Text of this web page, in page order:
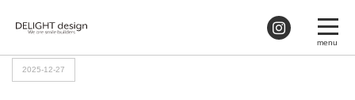
2025-12-27